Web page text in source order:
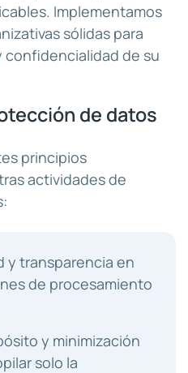
Implementamos
sólidas para
confidencialidad de su
de datos
principios
actividades de
y transparencia en
de procesamiento
y minimización
solo la